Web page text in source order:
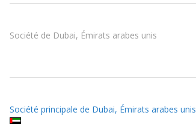
Société de Dubai, Émirats arabes unis
Société principale de Dubai, Émirats arabes unis